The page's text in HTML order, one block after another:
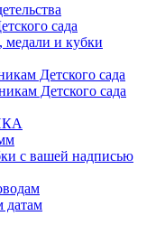
сада
медали и кубки
Детского сада
Детского сада
с вашей надписью
датам